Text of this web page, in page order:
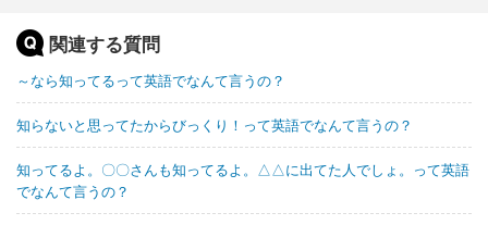
関連する質問
～なら知ってるって英語でなんて言うの？
知らないと思ってたからびっくり！って英語でなんて言うの？
知ってるよ。〇〇さんも知ってるよ。△△に出てた人でしょ。って英語
でなんて言うの？